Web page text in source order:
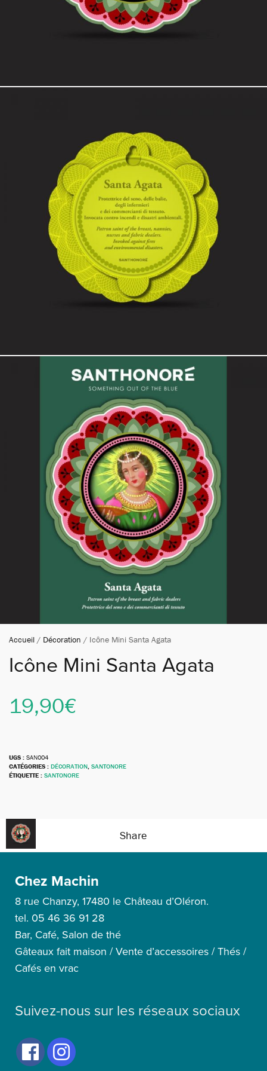
Accueil / Décoration / Icône Mini Santa Agata
Icône Mini Santa Agata
19,90€
UGS : SAN004
CATÉGORIES : DÉCORATION, SANTONORE
ÉTIQUETTE : SANTONORE
Share
Chez Machin
8 rue Chanzy, 17480 le Château d’Oléron.
tel. 05 46 36 91 28
Bar, Café, Salon de thé
Gâteaux fait maison / Vente d’accessoires / Thés /
Cafés en vrac
Suivez-nous sur les réseaux sociaux